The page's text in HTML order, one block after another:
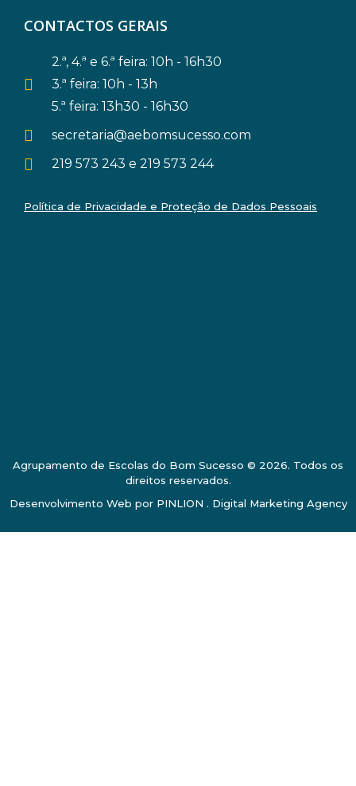
CONTACTOS GERAIS
2.ª, 4.ª e 6.ª feira: 10h - 16h30
3.ª feira: 10h - 13h
5.ª feira: 13h30 - 16h30
secretaria@aebomsucesso.com
219 573 243 e 219 573 244
Política de Privacidade e Proteção de Dados Pessoais
Agrupamento de Escolas do Bom Sucesso © 2026. Todos os
direitos reservados.
Desenvolvimento Web por PINLION . Digital Marketing Agency